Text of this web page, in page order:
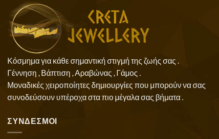
Κόσμημα για κάθε σημαντική στιγμή της ζωής σας .
Γέννηση , Βάπτιση , Αραβώνας , Γάμος .
Μοναδικές χειροποίητες δημιουργίες που μπορούν να σας
συνοδεύσουν υπέροχα στα πιο μέγαλα σας βήματα .
ΣΥΝΔΕΣΜΟΙ